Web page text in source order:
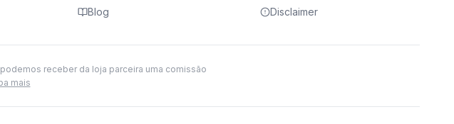
Blog
Disclaimer
receber da loja parceira uma comissão
mais